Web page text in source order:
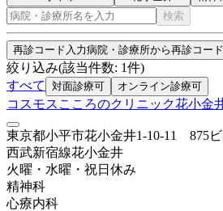
検索
再診コード入力病院・診療所から再診コー
絞り込み(該当件数: 1件)
すべて
対面診療可 オンライン診療可
コスモスこころのクリニック花小金
東京都小平市花小金井1-10-11 875
西武新宿線花小金井
火曜・水曜・祝日 休み
精神科
心療内科